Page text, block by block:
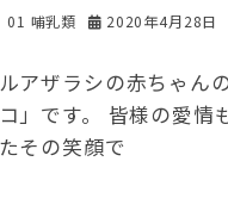
01 哺乳類 2020年4月28日
ザラシの赤ちゃん
」です。 皆様の愛情
その笑顔で